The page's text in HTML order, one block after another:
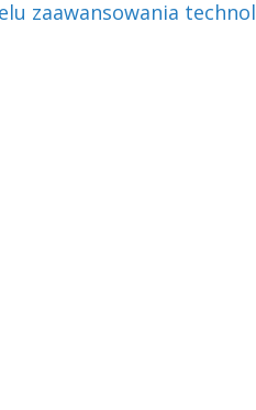
zaawansowania